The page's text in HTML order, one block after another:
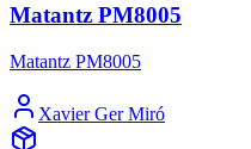
Matantz PM8005
Matantz PM8005
Xavier Ger Miró